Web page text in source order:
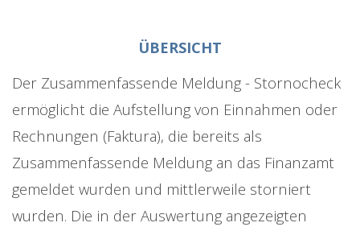
ÜBERSICHT
Der Zusammenfassende Meldung - Stornocheck
ermöglicht die Aufstellung von Einnahmen oder
Rechnungen (Faktura), die bereits als
Zusammenfassende Meldung an das Finanzamt
gemeldet wurden und mittlerweile storniert
wurden. Die in der Auswertung angezeigten